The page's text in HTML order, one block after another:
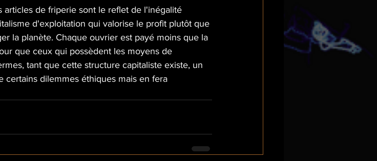
de friperie sont le reflet de l'inégalité
d'exploitation qui valorise le profit plutôt que
la planète. Chaque ouvrier est payé moins que la
que ceux qui possèdent les moyens de
tant que cette structure capitaliste existe, un
certains dilemmes éthiques mais en fera